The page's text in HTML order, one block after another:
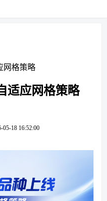
网格策略
适应网格策略
05-18 16:52:00